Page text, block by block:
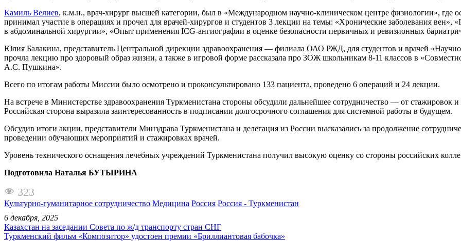
Камиль Велиев, к.м.н., врач-хирург высшей категории, был в «Международном научно-клиническом центре физиологии», где
принимал участие в операциях и прочел для врачей-хирургов и студентов 3 лекции на темы: «Хронические заболевания
в абдоминальной хирургии», «Опыт применения ICG-ангиографии в оценке безопасности первичных и ревизионных
Юлия Балакина, представитель Центральной дирекции здравоохранения — филиала ОАО РЖД, для студентов и врачей
прочла лекцию про здоровый образ жизни, а также в игровой форме рассказала про ЗОЖ школьникам 8-11 классов в
А.С. Пушкина».
Всего по итогам работы Миссии было осмотрено и проконсультировано 133 пациента, проведено 6 операций и 24 лекции.
На встрече в Министерстве здравоохранения Туркменистана стороны обсудили дальнейшее сотрудничество — от стажировок
Российская сторона выразила заинтересованность в подписании долгосрочного соглашения для системной работы в будущем.
Обсудив итоги акции, представители Минздрава Туркменистана и делегация из России высказались за продолжение
проведении обучающих мероприятий и стажировках врачей.
Уровень технического оснащения лечебных учреждений Туркменистана получил высокую оценку со стороны российских
Подготовила Наталья БУТЫРИНА
323
Культурно-гуманитарное сотрудничество Медицина Россия Россия - Туркменистан
6 декабря, 2025
Казахстан на заседании Совета по ж/д транспорту стран СНГ
Туркменский фильм «Композитор» удостоен премии «Бриллиантовая бабочка»